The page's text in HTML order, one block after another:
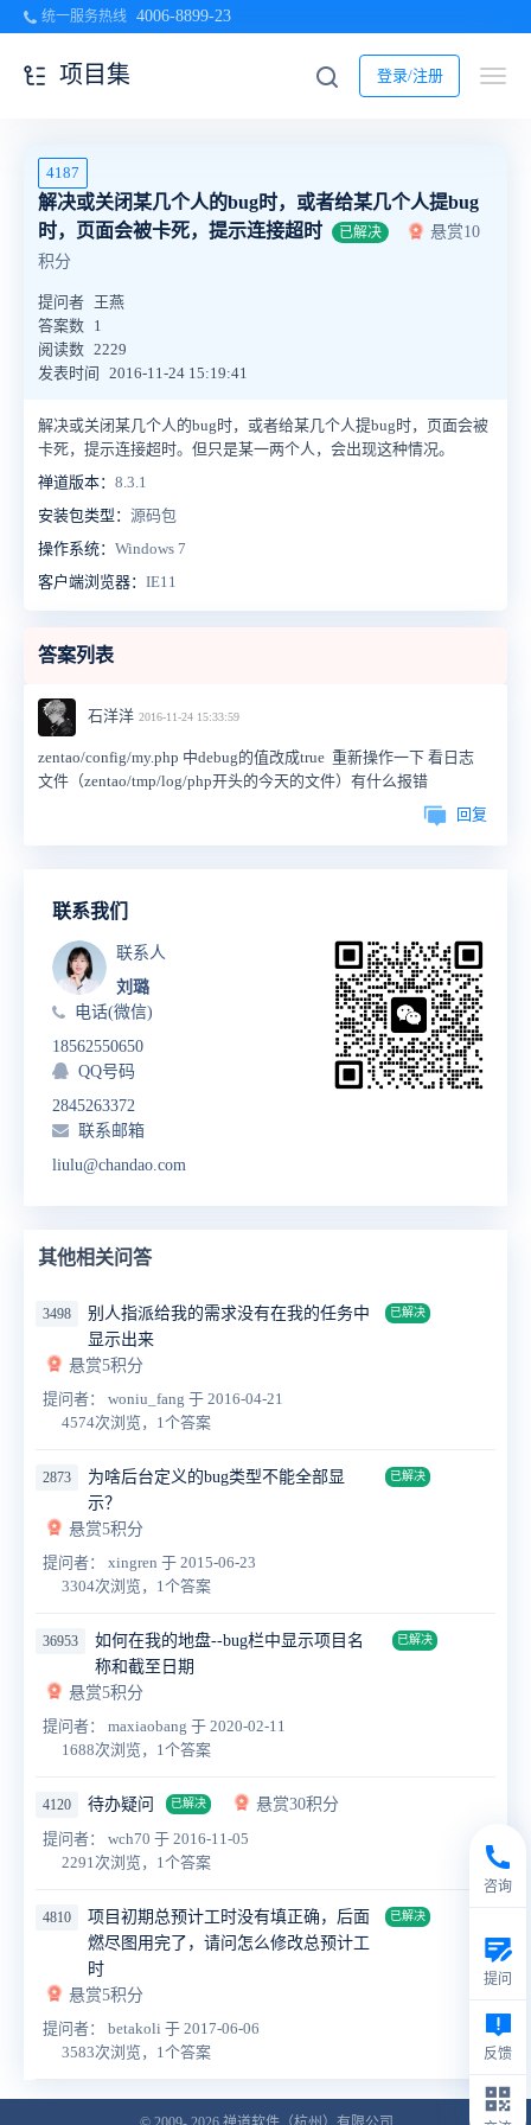
统一服务热线 4006-8899-23
登录/注册
项目集
4187
解决或关闭某几个人的bug时，或者给某几个人提bug
时，页面会被卡死，提示连接超时
已解决
悬赏10
积分
提问者 王燕
答案数 1
阅读数 2229
发表时间
2016-11-24 15:19:41
解决或关闭某几个人的bug时，或者给某几个人提bug时，页面会被
卡死，提示连接超时。但只是某一两个人，会出现这种情况。
禅道版本： 8.3.1
安装包类型： 源码包
操作系统： Windows 7
客户端浏览器： IE11
答案列表
石洋洋 2016-11-24 15:33:59
zentao/config/my.php 中debug的值改成true 重新操作一下 看日志
文件（zentao/tmp/log/php开头的今天的文件）有什么报错
回复
联系我们
联系人
刘璐
电话(微信)
18562550650
QQ号码
2845263372
联系邮箱
liulu@chandao.com
其他相关问答
3498
别人指派给我的需求没有在我的任务中
显示出来
已解决
悬赏5积分
提问者： woniu_fang 于 2016-04-21
4574次浏览，1个答案
2873
为啥后台定义的bug类型不能全部显
示？
已解决
悬赏5积分
提问者： xingren 于 2015-06-23
3304次浏览，1个答案
36953
如何在我的地盘--bug栏中显示项目名
称和截至日期
已解决
悬赏5积分
提问者： maxiaobang 于 2020-02-11
1688次浏览，1个答案
4120 待办疑问 已解决
悬赏30积分
提问者： wch70 于 2016-11-05
2291次浏览，1个答案
4810
项目初期总预计工时没有填正确，后面
燃尽图用完了，请问怎么修改总预计工
时
已解决
悬赏5积分
提问者： betakoli 于 2017-06-06
3583次浏览，1个答案
咨询
提问
反馈